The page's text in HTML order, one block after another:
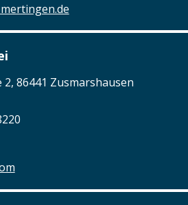
86441 Zusmarshausen